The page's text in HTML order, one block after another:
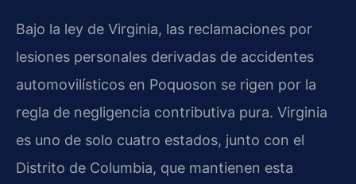
Bajo la ley de Virginia, las reclamaciones por
lesiones personales derivadas de accidentes
automovilísticos en Poquoson se rigen por la
regla de negligencia contributiva pura. Virginia
es uno de solo cuatro estados, junto con el
Distrito de Columbia, que mantienen esta